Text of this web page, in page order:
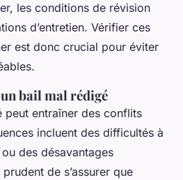
les conditions de révision
d’entretien. Vérifier ces
est donc crucial pour éviter
bail mal rédigé
peut entraîner des conflits
incluent des difficultés à
des désavantages
de s’assurer que